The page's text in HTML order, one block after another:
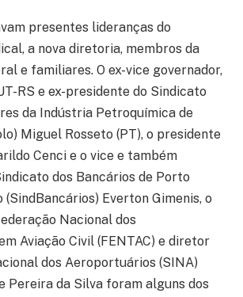
presentes lideranças do
a nova diretoria, membros da
e familiares. O ex-vice governador,
RS e ex-presidente do Sindicato
da Indústria Petroquímica de
Miguel Rosseto (PT), o presidente
Cenci e o vice e também
dos Bancários de Porto
(SindBancários) Everton Gimenis, o
Nacional dos
Aviação Civil (FENTAC) e diretor
dos Aeroportuários (SINA)
Pereira da Silva foram alguns dos